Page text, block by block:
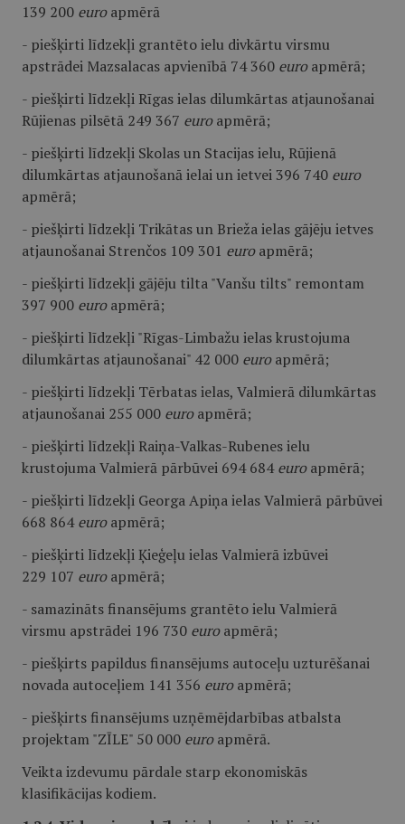
139 200 euroapmērā
- piešķirti līdzekļi grantēto ielu divkārtu virsmu
apstrādei Mazsalacas apvienībā 74 360 euroapmērā;
- piešķirti līdzekļi Rīgas ielas dilumkārtas atjaunošanai
Rūjienas pilsētā 249 367 euroapmērā;
- piešķirti līdzekļi Skolas un Stacijas ielu, Rūjienā
dilumkārtas atjaunošanā ielai un ietvei 396 740 euro
apmērā;
- piešķirti līdzekļi Trikātas un Brieža ielas gājēju ietves
atjaunošanai Strenčos 109 301 euroapmērā;
- piešķirti līdzekļi gājēju tilta "Vanšu tilts" remontam
397 900 euroapmērā;
- piešķirti līdzekļi "Rīgas-Limbažu ielas krustojuma
dilumkārtas atjaunošanai" 42 000 euroapmērā;
- piešķirti līdzekļi Tērbatas ielas, Valmierā dilumkārtas
atjaunošanai 255 000 euroapmērā;
- piešķirti līdzekļi Raiņa-Valkas-Rubenes ielu
krustojuma Valmierā pārbūvei 694 684euroapmērā;
- piešķirti līdzekļi Georga Apiņa ielas Valmierā pārbūvei
668 864euroapmērā;
- piešķirti līdzekļi Ķieģeļu ielas Valmierā izbūvei
229 107 euroapmērā;
- samazināts finansējums grantēto ielu Valmierā
virsmu apstrādei 196 730 euroapmērā;
- piešķirts papildus finansējums autoceļu uzturēšanai
novada autoceļiem 141 356 euroapmērā;
- piešķirts finansējums uzņēmējdarbības atbalsta
projektam "ZĪLE" 50 000 euroapmērā.
Veikta izdevumu pārdale starp ekonomiskās
klasifikācijas kodiem.